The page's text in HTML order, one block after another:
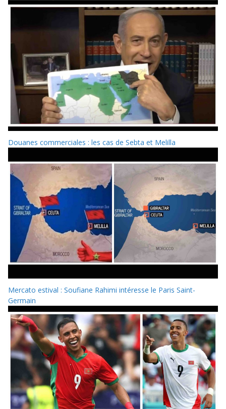
Douanes commerciales : les cas de Sebta et Melilla
Mercato estival : Soufiane Rahimi intéresse le Paris Saint-
Germain